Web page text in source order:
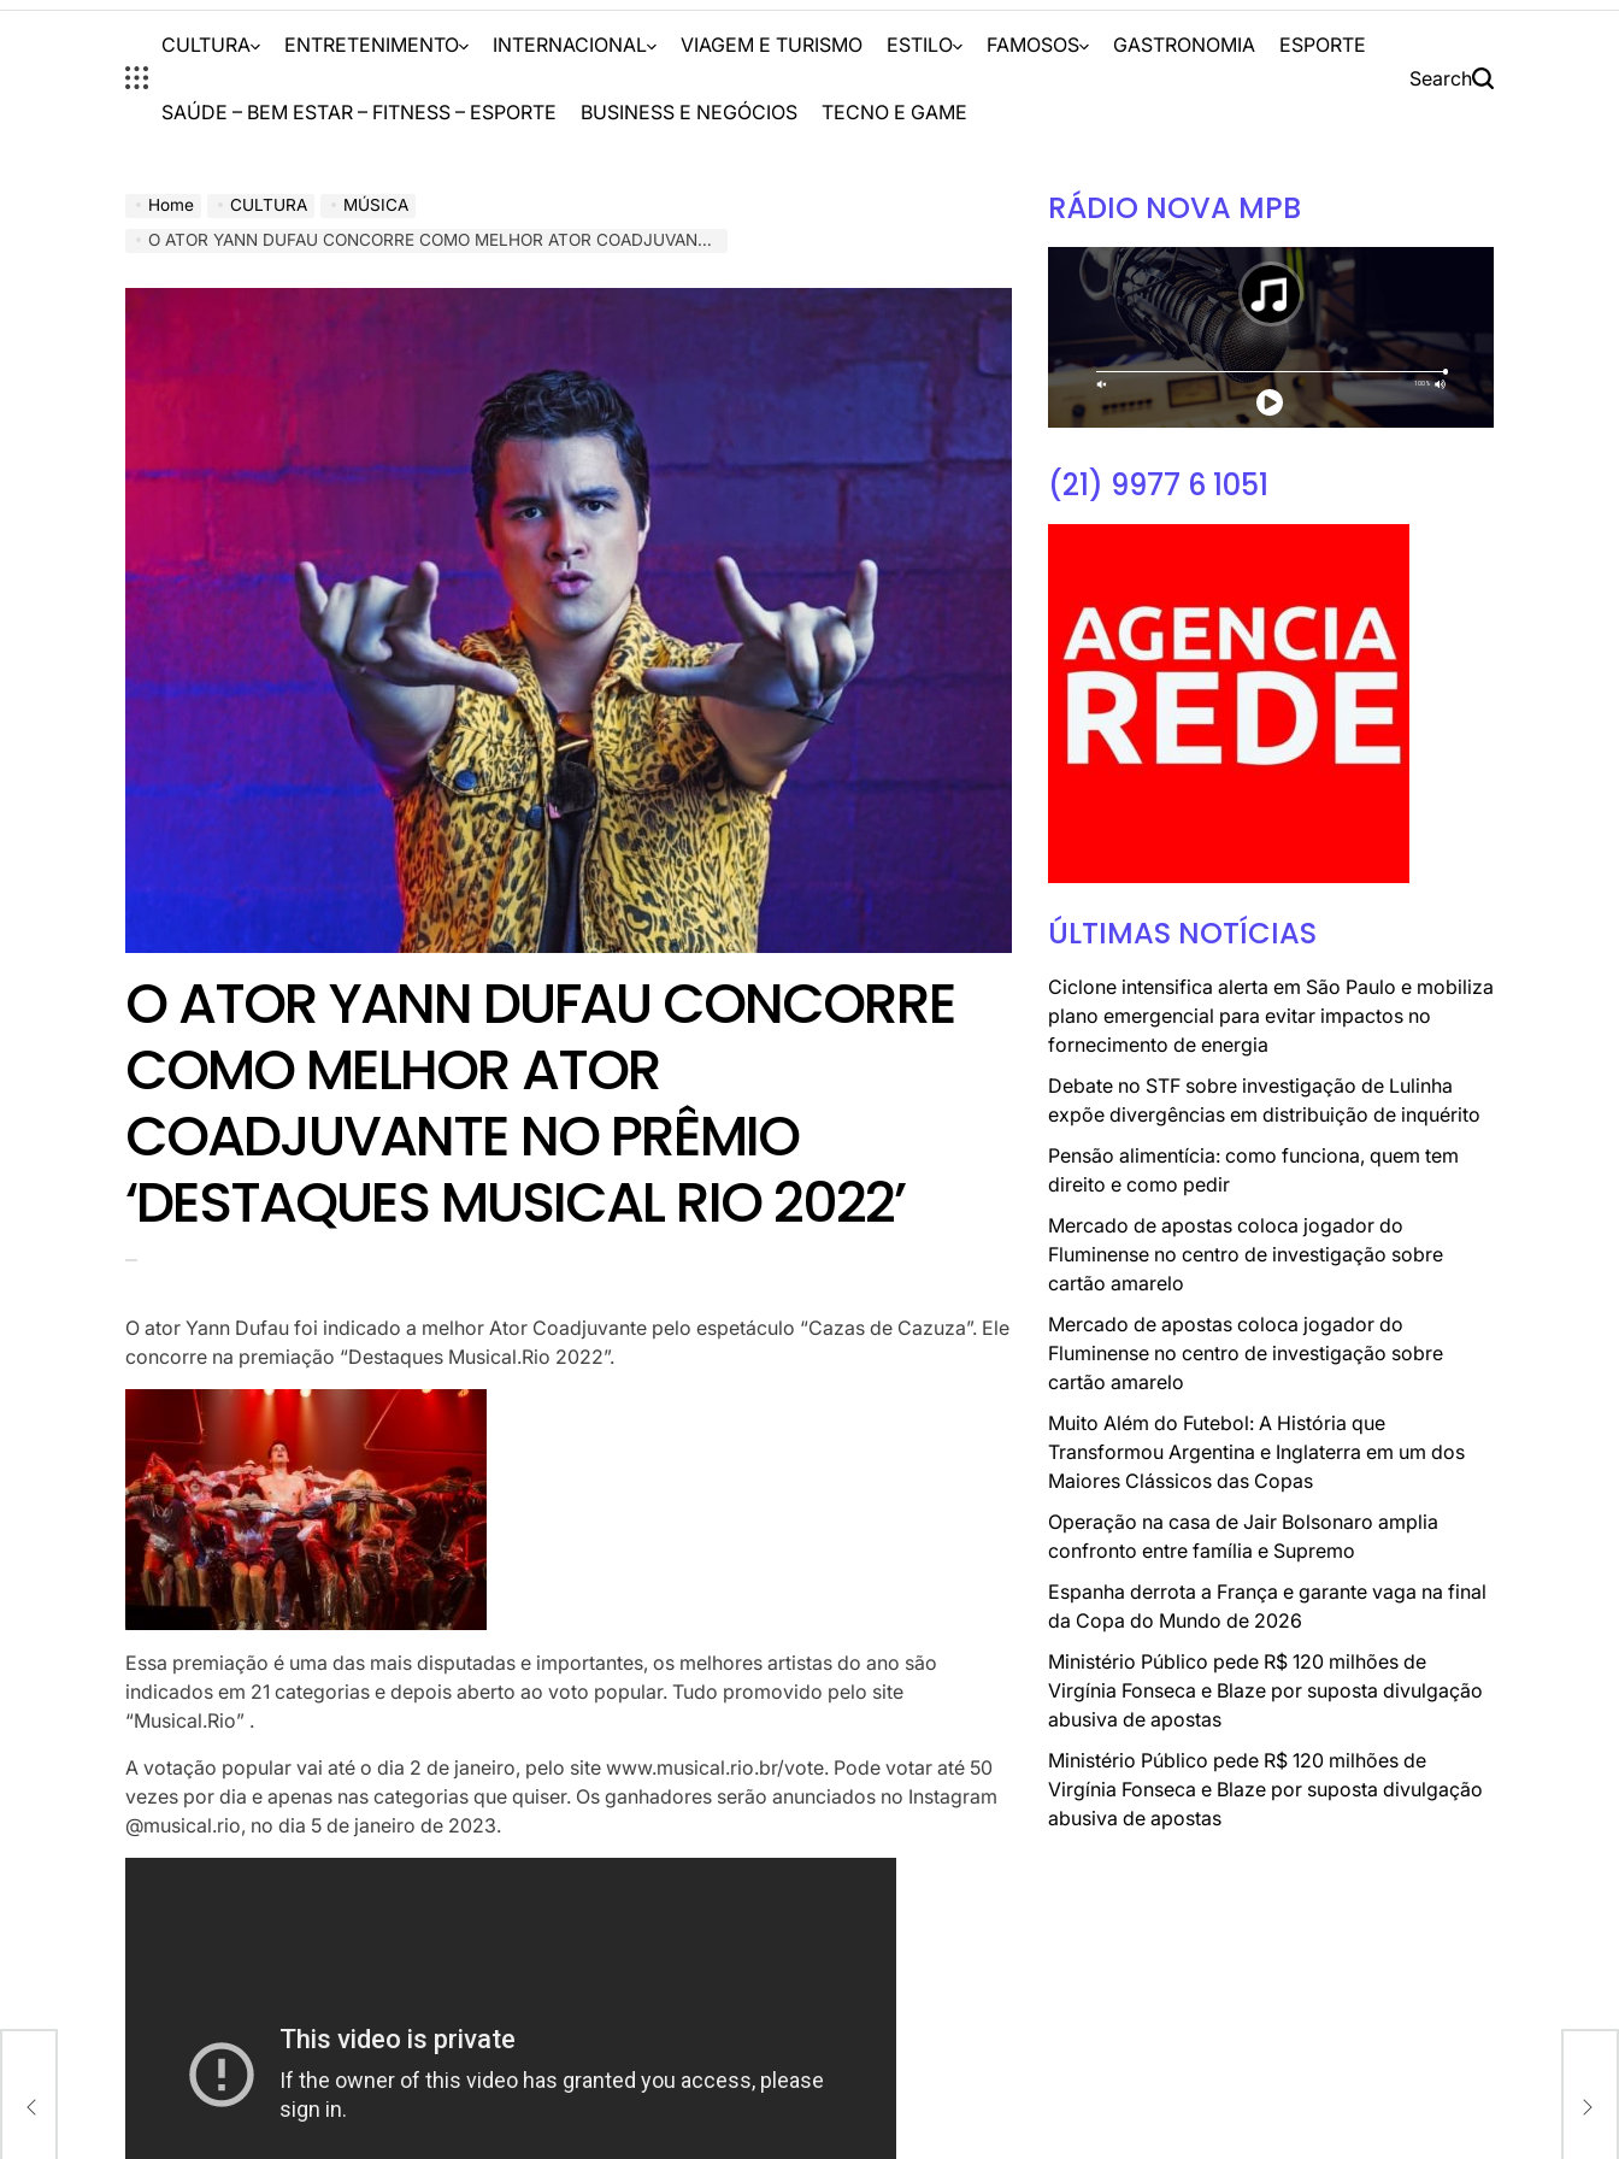
CULTURA ENTRETENIMENTO INTERNACIONAL VIAGEM E TURISMO ESTILO FAMOSOS GASTRONOMIA ESPORTE
SAÚDE – BEM ESTAR – FITNESS – ESPORTE BUSINESS E NEGÓCIOS TECNO E GAME
Search
Home CULTURA
MÚSICA
O ATOR YANN DUFAU CONCORRE COMO MELHOR ATOR COADJUVANTE NO PRÊMIO ‘DESTAQUES MUSICAL RIO 2022’
O ATOR YANN DUFAU CONCORRE
COMO MELHOR ATOR
COADJUVANTE NO PRÊMIO
‘DESTAQUES MUSICAL RIO 2022’
O ator Yann Dufau foi indicado a melhor Ator Coadjuvante pelo espetáculo “Cazas de Cazuza”. Ele
concorre na premiação “Destaques Musical.Rio 2022”.
Essa premiação é uma das mais disputadas e importantes, os melhores artistas do ano são
indicados em 21 categorias e depois aberto ao voto popular. Tudo promovido pelo site
“Musical.Rio” .
A votação popular vai até o dia 2 de janeiro, pelo site www.musical.rio.br/vote. Pode votar até 50
vezes por dia e apenas nas categorias que quiser. Os ganhadores serão anunciados no Instagram
@musical.rio, no dia 5 de janeiro de 2023.
RÁDIO NOVA MPB
(21) 9977 6 1051
ÚLTIMAS NOTÍCIAS
Ciclone intensifica alerta em São Paulo e mobiliza
plano emergencial para evitar impactos no
fornecimento de energia
Debate no STF sobre investigação de Lulinha
expõe divergências em distribuição de inquérito
Pensão alimentícia: como funciona, quem tem
direito e como pedir
Mercado de apostas coloca jogador do
Fluminense no centro de investigação sobre
cartão amarelo
Mercado de apostas coloca jogador do
Fluminense no centro de investigação sobre
cartão amarelo
Muito Além do Futebol: A História que
Transformou Argentina e Inglaterra em um dos
Maiores Clássicos das Copas
Operação na casa de Jair Bolsonaro amplia
confronto entre família e Supremo
Espanha derrota a França e garante vaga na final
da Copa do Mundo de 2026
Ministério Público pede R$ 120 milhões de
Virgínia Fonseca e Blaze por suposta divulgação
abusiva de apostas
Ministério Público pede R$ 120 milhões de
Virgínia Fonseca e Blaze por suposta divulgação
abusiva de apostas